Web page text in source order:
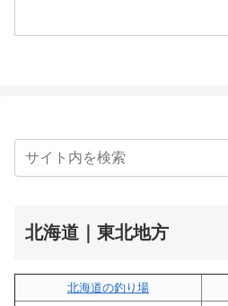
北海道｜東北地方
北海道の釣り場